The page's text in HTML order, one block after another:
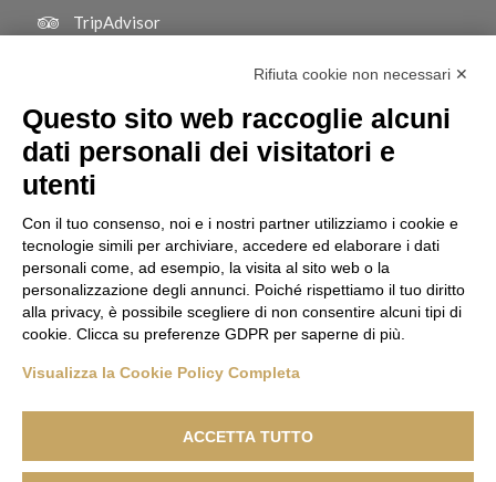
TripAdvisor
© Copyright | BOTTON D'ORO 2 di Davide De Podestà - Via Giuseppe
Verdi, 212 - 20080 Basiglio (MI) | C.F. DPDDVD90L10F205R | P.Iva
08007800967 Pec: bottondorodue@pec.it
CIN Botton D'Oro 2: IT015015B4GR6TDDC5 | CIN Appartamento EMMA:
Rifiuta cookie non necessari ✕
Questo sito web raccoglie alcuni
dati personali dei visitatori e
utenti
Con il tuo consenso, noi e i nostri partner utilizziamo i cookie e
tecnologie simili per archiviare, accedere ed elaborare i dati
personali come, ad esempio, la visita al sito web o la
personalizzazione degli annunci. Poiché rispettiamo il tuo diritto
alla privacy, è possibile scegliere di non consentire alcuni tipi di
cookie. Clicca su preferenze GDPR per saperne di più.
Visualizza la Cookie Policy Completa
ACCETTA TUTTO